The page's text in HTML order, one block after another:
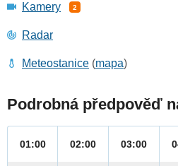
Kamery 2
Radar
Meteostanice (mapa)
Podrobná předpověď
01:00 02:00 03:00